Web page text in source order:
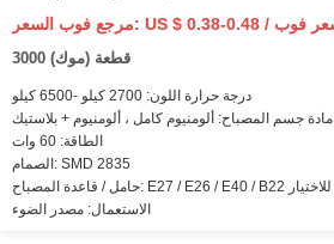
3000 قطعة (موك)
درجة حرارة اللون: 2700 كيلو -6500 كيلو
مادة جسم المصباح: ألومنيوم كامل ، ألومنيوم + بلاستيك
الطاقة: 60 وات
الصمام: SMD 2835
حامل / قاعدة المصباح: E27 / E26 / E40 / B22 للاختيار
الاستعمال: مصدر الضوء